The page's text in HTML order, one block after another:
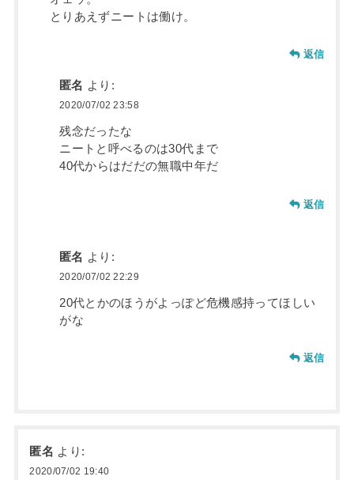
とりあえずニートは働け。
返信
匿名 より:
2020/07/02 23:58
残念だったな
ニートと呼べるのは30代まで
40代からはだだの無職中年だ
返信
匿名 より:
2020/07/02 22:29
20代とかのほうがよっぽど危機感持ってほしい
がな
返信
匿名 より:
2020/07/02 19:40